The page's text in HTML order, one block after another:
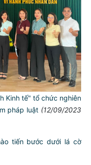
Tiếp nhận gần 20.000
07:00)